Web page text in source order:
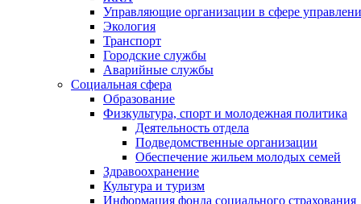
Управляющие организации в сфере
Экология
Транспорт
Городские службы
Аварийные службы
Социальная сфера
Образование
Физкультура, спорт и молодежная политика
Деятельность отдела
Подведомственные организации
Обеспечение жильем молодых семей
Здравоохранение
Культура и туризм
Информация фонда социального страхования